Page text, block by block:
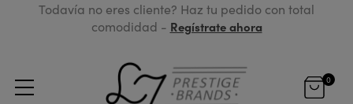
Todavía no eres cliente? Haz tu pedido con total
comodidad - Regístrate ahora
0